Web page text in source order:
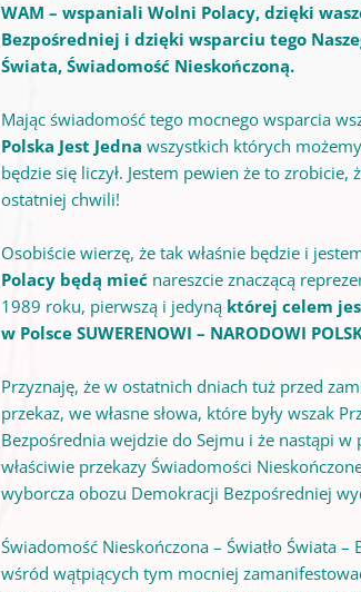
WAM – wspaniali Wolni Polacy, dzięki
Bezpośredniej i dzięki wsparciu tego
Świata, Świadomość Nieskończoną.
Mając świadomość tego mocnego wsparcia
Polska Jest Jedna wszystkich których
będzie się liczył. Jestem pewien że to
ostatniej chwili!
Osobiście wierzę, że tak właśnie będzie i
Polacy będą mieć nareszcie znaczącą
1989 roku, pierwszą i jedyną której celem jest
w Polsce SUWERENOWI – NARODOWI
Przyznaję, że w ostatnich dniach tuż przed
przekaz, we własne słowa, które były wszak
Bezpośrednia wejdzie do Sejmu i że nastąpi
właściwie przekazy Świadomości
wyborcza obozu Demokracji Bezpośredniej
Świadomość Nieskończona – Światło Świata
wśród wątpiącychtym mocniej